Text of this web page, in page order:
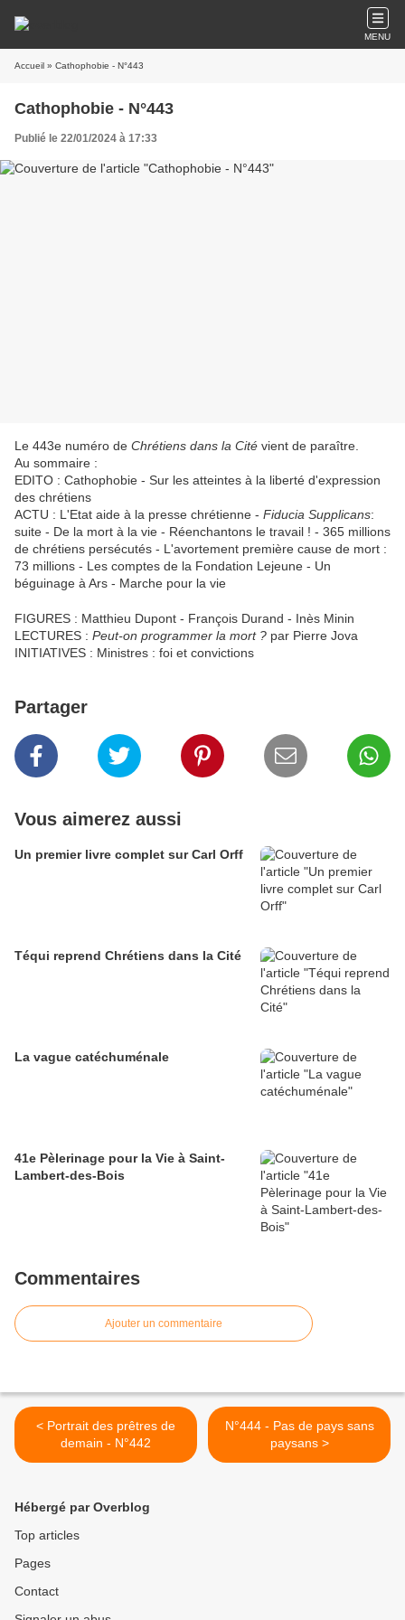
MENU
Accueil » Cathophobie - N°443
Cathophobie - N°443
Publié le 22/01/2024 à 17:33
Le 443e numéro de Chrétiens dans la Cité vient de paraître.
Au sommaire :
EDITO : Cathophobie - Sur les atteintes à la liberté d'expression
des chrétiens
ACTU : L'Etat aide à la presse chrétienne - Fiducia Supplicans:
suite - De la mort à la vie - Réenchantons le travail ! - 365 millions
de chrétiens persécutés - L'avortement première cause de mort :
73 millions - Les comptes de la Fondation Lejeune - Un
béguinage à Ars - Marche pour la vie
FIGURES : Matthieu Dupont - François Durand - Inès Minin
LECTURES : Peut-on programmer la mort ? par Pierre Jova
INITIATIVES : Ministres : foi et convictions
Partager
Vous aimerez aussi
Un premier livre complet sur Carl Orff
Téqui reprend Chrétiens dans la Cité
La vague catéchuménale
41e Pèlerinage pour la Vie à Saint-
Lambert-des-Bois
Commentaires
Ajouter un commentaire
< Portrait des prêtres de
demain - N°442
N°444 - Pas de pays sans
paysans >
Hébergé par Overblog
Top articles
Pages
Contact